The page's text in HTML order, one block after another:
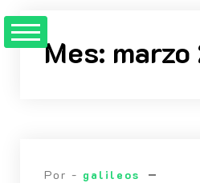
contenidoMes:
Por - galileos